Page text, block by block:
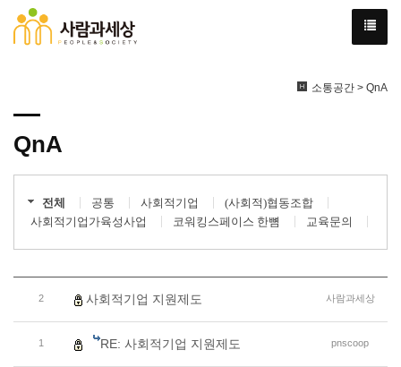
소통공간 > QnA
QnA
전체 공통 사회적기업
(사회적)협동조합
사회적기업가육성사업
코워킹스페이스 한뼘 교육문의
2 사회적기업 지원제도 사람과세상
1 RE: 사회적기업 지원제도 pnscoop